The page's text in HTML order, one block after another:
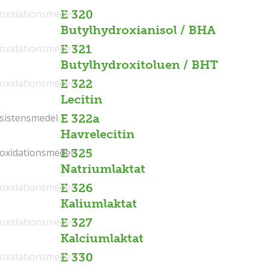
E 320
Butylhydroxianisol / BHA
E 321
Butylhydroxitoluen / BHT
E 322
Lecitin
E 322a
Havrelecitin
E 325
Natriumlaktat
E 326
Kaliumlaktat
E 327
Kalciumlaktat
E 330